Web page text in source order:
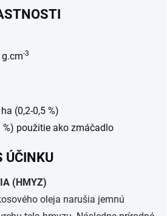
-3
(0,2-0,5 %)
%) použitie ako zmáčadlo
ÚČINKU
(HMYZ)
oleja narušia jemnú